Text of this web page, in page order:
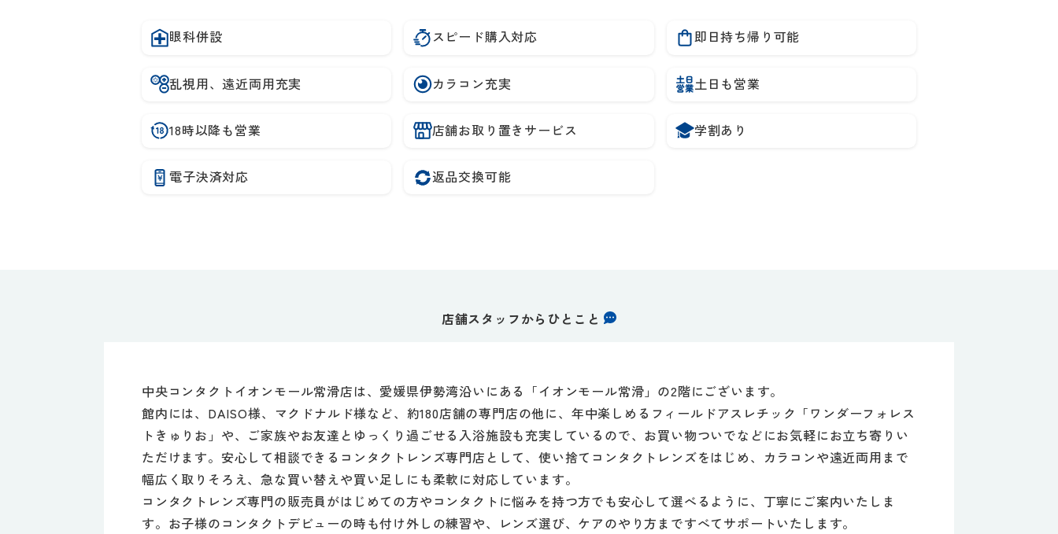
眼科併設 スピード購入対応 即日持ち帰り可能
乱視用、遠近両用充実 カラコン充実 土日も営業
18時以降も営業 店舗お取り置きサービス 学割あり
電子決済対応 返品交換可能
店舗スタッフからひとこと
中央コンタクトイオンモール常滑店は、愛媛県伊勢湾沿いにある「イオンモール常滑」の2階にございます。
館内には、DAISO様、マクドナルド様など、約180店舗の専門店の他に、年中楽しめるフィールドアスレチック「ワンダーフォレス
トきゅりお」や、ご家族やお友達とゆっくり過ごせる入浴施設も充実しているので、お買い物ついでなどにお気軽にお立ち寄りい
ただけます。安心して相談できるコンタクトレンズ専門店として、使い捨てコンタクトレンズをはじめ、カラコンや遠近両用まで
幅広く取りそろえ、急な買い替えや買い足しにも柔軟に対応しています。
コンタクトレンズ専門の販売員がはじめての方やコンタクトに悩みを持つ方でも安心して選べるように、丁寧にご案内いたしま
す。お子様のコンタクトデビューの時も付け外しの練習や、レンズ選び、ケアのやり方まですべてサポートいたします。